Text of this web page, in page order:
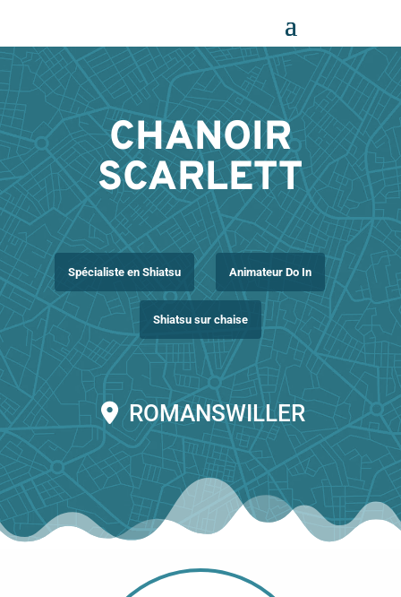
CHANOIR
SCARLETT
Spécialiste en Shiatsu Animateur Do In
Shiatsu sur chaise
ROMANSWILLER